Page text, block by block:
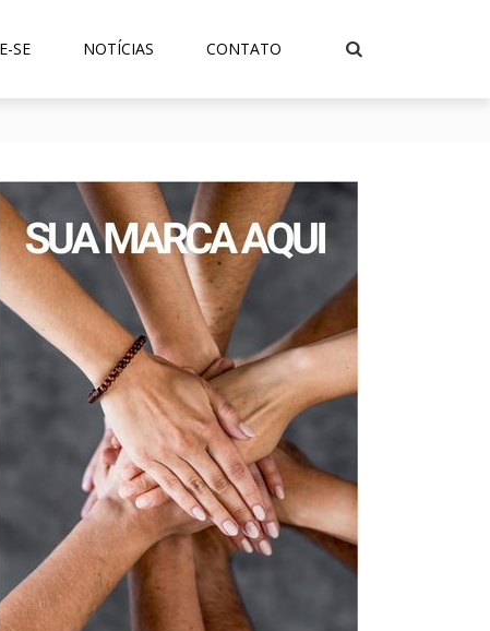
SE NOTÍCIAS CONTATO